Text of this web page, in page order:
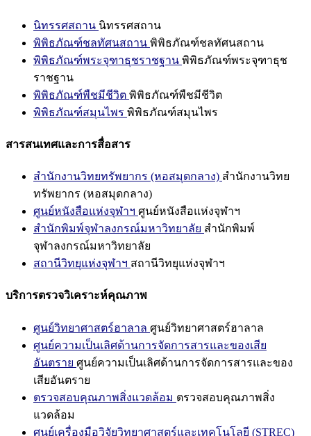
นิทรรศสถาน นิทรรศสถาน
พิพิธภัณฑ์ชลทัศนสถาน พิพิธภัณฑ์ชลทัศนสถาน
พิพิธภัณฑ์พระจุฑาธุชราชฐาน พิพิธภัณฑ์พระจุฑาธุช
ราชฐาน
พิพิธภัณฑ์พืชมีชีวิต พิพิธภัณฑ์พืชมีชีวิต
พิพิธภัณฑ์สมุนไพร พิพิธภัณฑ์สมุนไพร
สารสนเทศและการสื่อสาร
สำนักงานวิทยทรัพยากร (หอสมุดกลาง) สำนักงานวิทย
ทรัพยากร (หอสมุดกลาง)
ศูนย์หนังสือแห่งจุฬาฯ ศูนย์หนังสือแห่งจุฬาฯ
สำนักพิมพ์จุฬาลงกรณ์มหาวิทยาลัย สำนักพิมพ์
จุฬาลงกรณ์มหาวิทยาลัย
สถานีวิทยุแห่งจุฬาฯ สถานีวิทยุแห่งจุฬาฯ
บริการตรวจวิเคราะห์คุณภาพ
ศูนย์วิทยาศาสตร์ฮาลาล ศูนย์วิทยาศาสตร์ฮาลาล
ศูนย์ความเป็นเลิศด้านการจัดการสารและของเสีย
อันตราย ศูนย์ความเป็นเลิศด้านการจัดการสารและของ
เสียอันตราย
ตรวจสอบคุณภาพสิ่งแวดล้อม ตรวจสอบคุณภาพสิ่ง
แวดล้อม
ศูนย์เครื่องมือวิจัยวิทยาศาสตร์และเทคโนโลยี (STREC)